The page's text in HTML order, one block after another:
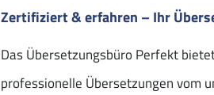
Zertifiziert & erfahren – Ihr
Das Übersetzungsbüro Perfekt
professionelle Übersetzungen vom